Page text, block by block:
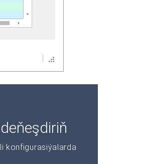
konfigurasiýalarda